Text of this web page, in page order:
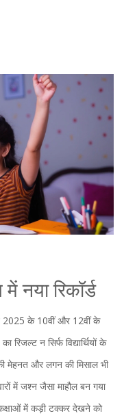
नया रिकॉर्ड
2025 के 10वीं और 12वीं के
रिजल्ट न सिर्फ विद्यार्थियों के
मेहनत और लगन की मिसाल भी
में जश्न जैसा माहौल बन गया
कक्षाओं में कड़ी टक्कर देखने को